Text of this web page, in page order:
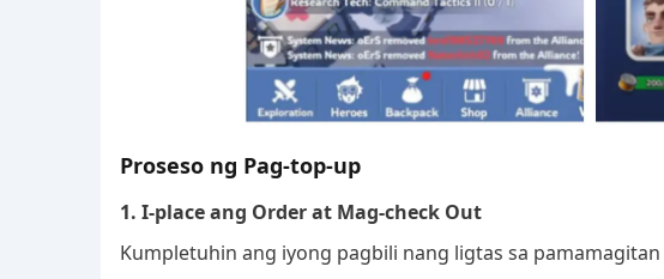
Proseso ng Pag-top-up
1. I-place ang Order at Mag-check Out
Kumpletuhin ang iyong pagbili nang ligtas sa